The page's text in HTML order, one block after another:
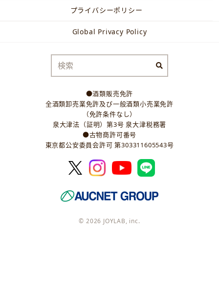
プライバシーポリシー
Global Privacy Policy
●酒類販売免許
全酒類卸売業免許及び一般酒類小売業免許
（免許条件なし）
泉大津法（証明）第3号 泉大津税務署
●古物商許可番号
東京都公安委員会許可 第303311605543号
© 2026 JOYLAB, inc.